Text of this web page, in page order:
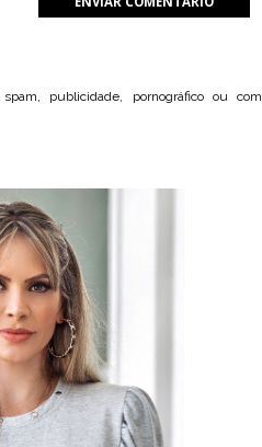
publicidade, pornográfico ou com